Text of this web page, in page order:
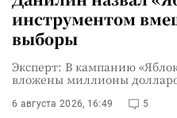
инструментом
выборы
Эксперт: В кампанию
вложены миллионы
6 августа 2026, 16:49 5